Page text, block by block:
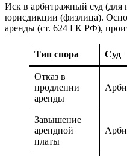
Иск в арбитражный суд
юрисдикции (физлица).
аренды (ст. 624 ГК РФ),
Тип спора Суд
Отказ в
продлении
аренды
Завышение
арендной
платы